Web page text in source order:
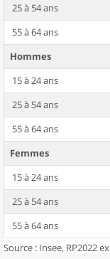
25 à 54 ans
55 à 64 ans
Hommes
15 à 24 ans
25 à 54 ans
55 à 64 ans
Femmes
15 à 24 ans
25 à 54 ans
55 à 64 ans
Source : Insee, RP2022